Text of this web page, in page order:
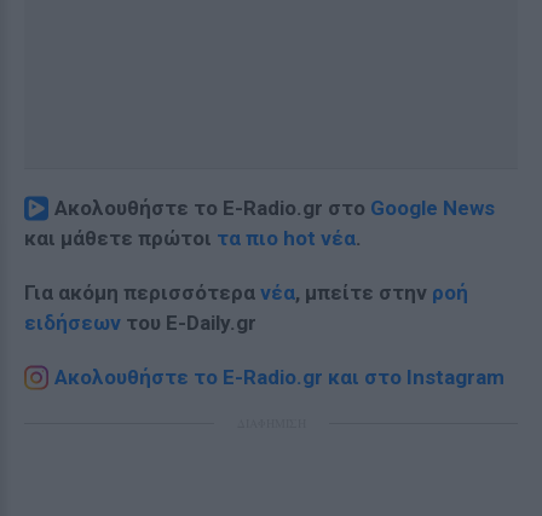
Ακολουθήστε το E-Radio.gr στο Google News
και μάθετε πρώτοι τα πιο hot νέα.
Για ακόμη περισσότερα νέα, μπείτε στην ροή
ειδήσεων του E-Daily.gr
Ακολουθήστε το E-Radio.gr και στο Instagram